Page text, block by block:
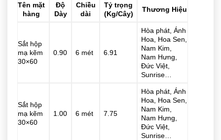
Tên mặt
hàng
Độ
Dày
Chiều
dài
Tỷ trọng
(Kg/Cây)
Thương Hiệu
Sắt hộp
mạ kẽm
30×60
0.90 6 mét 6.91
Hòa phát, Ánh
Hoa, Hoa Sen,
Nam Kim,
Nam Hưng,
Đức Việt,
Sunrise…
Sắt hộp
mạ kẽm
30×60
1.00 6 mét 7.75
Hòa phát, Ánh
Hoa, Hoa Sen,
Nam Kim,
Nam Hưng,
Đức Việt,
Sunrise…